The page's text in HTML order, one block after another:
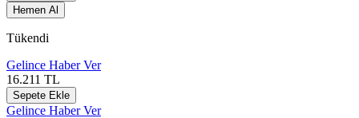
Hemen Al
Tükendi
Gelince Haber Ver
16.211 TL
Sepete Ekle
Gelince Haber Ver